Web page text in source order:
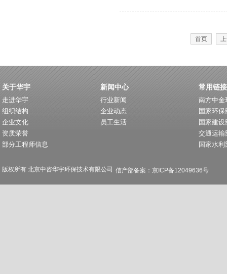
首页
关于华宇
走进华宇
组织结构
企业文化
资质荣誉
部分工程师信息
新闻中心
行业新闻
企业动态
员工生活
常用链接
南方中金
国家环保
国家建设
交通运输
国家水利
版权所有 北京中咨华宇环保技术有限公司 信产部备案：京ICP备12049636号